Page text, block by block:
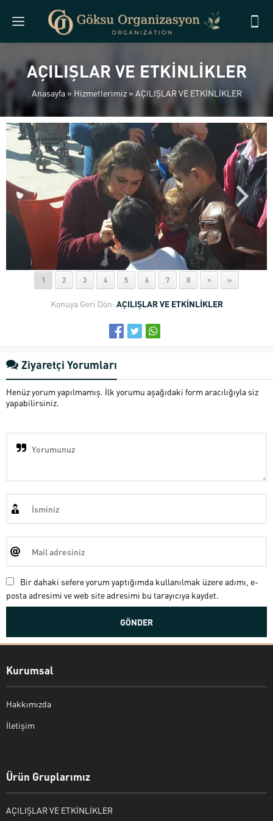
AÇILIŞLAR VE ETKİNLİKLER
Anasayfa» Hizmetlerimiz» AÇILIŞLAR VE ETKİNLİKLER
1 2 3 4 5 6 7 8 > »
Konuya Geri Dön: AÇILIŞLAR VE ETKİNLİKLER
Ziyaretçi Yorumları
Henüz yorum yapılmamış. İlk yorumu aşağıdaki form aracılığıyla siz
yapabilirsiniz.
Bir dahaki sefere yorum yaptığımda kullanılmak üzere adımı, e-
posta adresimi ve web site adresimi bu tarayıcıya kaydet.
Kurumsal
Hakkımızda
İletişim
Ürün Gruplarımız
AÇILIŞLAR VE ETKİNLİKLER